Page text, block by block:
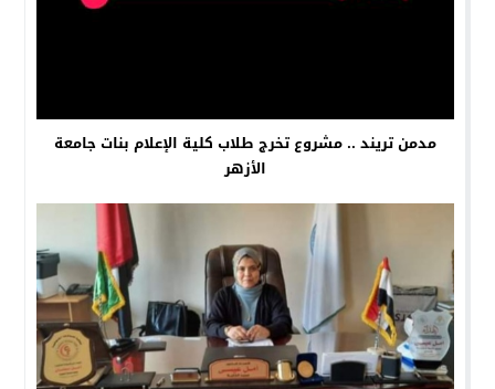
مدمن تريند .. مشروع تخرج طلاب كلية الإعلام بنات جامعة
الأزهر